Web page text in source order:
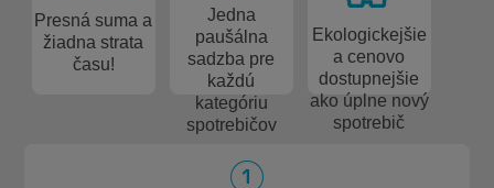
Presná suma a
žiadna strata
času!
Jedna
paušálna
sadzba pre
každú
kategóriu
spotrebičov
Ekologickejšie
a cenovo
dostupnejšie
ako úplne nový
spotrebič